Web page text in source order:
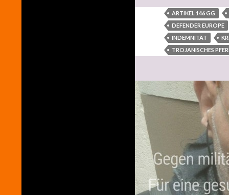
ARTIKEL 146 GG
DEFENDER EUROPE
INDEMNITÄT
TROJANISCHES